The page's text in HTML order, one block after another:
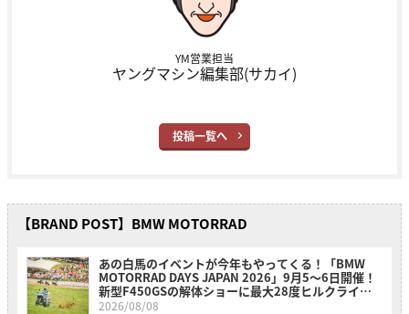
YM営業担当
ヤングマシン編集部(サカイ)
投稿一覧へ
【BRAND POST】BMW MOTORRAD
あの白馬のイベントが今年もやってくる！「BMW
MOTORRAD DAYS JAPAN 2026」9月5〜6日開催！
新型F450GSの解体ショーに最大28度ヒルクライム
も必見！
2026/08/08